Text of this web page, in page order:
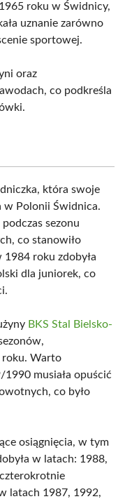
roku w Świdnicy,
uznanie zarówno
sportowej.
oraz
co podkreśla
która swoje
w Polonii Świdnica.
podczas sezonu
co stanowiło
roku zdobyła
dla juniorek, co
BKS Stal Bielsko-
roku. Warto
musiała opuścić
co było
osiągnięcia, w tym
w latach: 1988,
latach 1987, 1992,